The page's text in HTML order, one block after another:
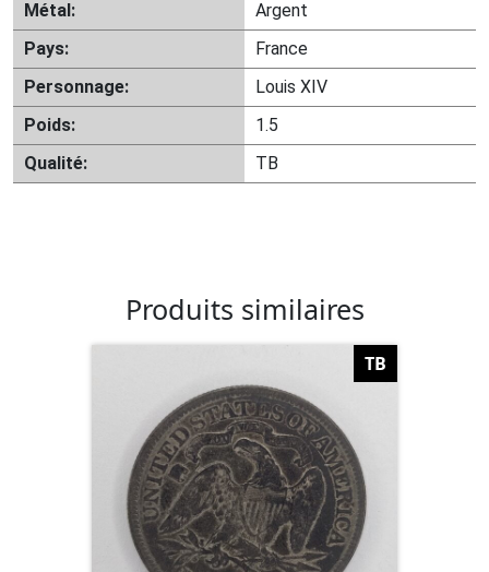
Métal:
Argent
Pays:
France
Personnage:
Louis XIV
Poids:
1.5
Qualité:
TB
Produits similaires
TB